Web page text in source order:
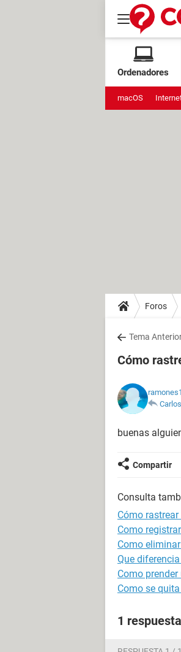
Ordenadores
macOS
Foros
Tema
Cómo
buenas
Compartir
Consulta
Cómo
Como
Como
Que
Como
Como se
1 respuesta